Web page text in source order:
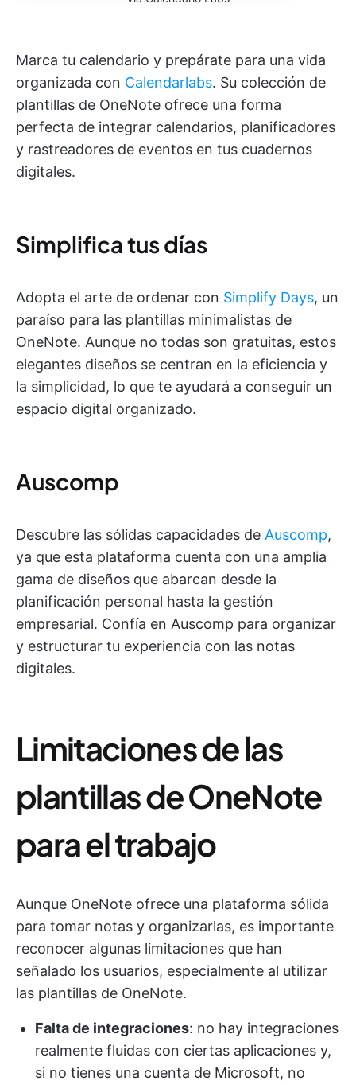
Marca tu calendario y prepárate para una vida
organizada con Calendarlabs. Su colección de
plantillas de OneNote ofrece una forma
perfecta de integrar calendarios, planificadores
y rastreadores de eventos en tus cuadernos
digitales.
Simplifica tus días
Adopta el arte de ordenar con Simplify Days, un
paraíso para las plantillas minimalistas de
OneNote. Aunque no todas son gratuitas, estos
elegantes diseños se centran en la eficiencia y
la simplicidad, lo que te ayudará a conseguir un
espacio digital organizado.
Auscomp
Descubre las sólidas capacidades de Auscomp,
ya que esta plataforma cuenta con una amplia
gama de diseños que abarcan desde la
planificación personal hasta la gestión
empresarial. Confía en Auscomp para organizar
y estructurar tu experiencia con las notas
digitales.
Limitaciones de las
plantillas de OneNote
para el trabajo
Aunque OneNote ofrece una plataforma sólida
para tomar notas y organizarlas, es importante
reconocer algunas limitaciones que han
señalado los usuarios, especialmente al utilizar
las plantillas de OneNote.
Falta de integraciones: no hay integraciones
realmente fluidas con ciertas aplicaciones y,
si no tienes una cuenta de Microsoft, no